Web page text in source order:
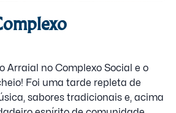
Arraial no Complexo Social e o
Foi uma tarde repleta de
sabores tradicionais e, acima